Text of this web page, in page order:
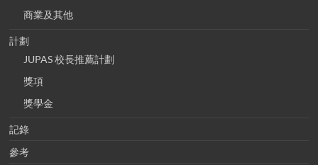
商業及其他
計劃
JUPAS 校長推薦計劃
獎項
獎學金
記錄
參考